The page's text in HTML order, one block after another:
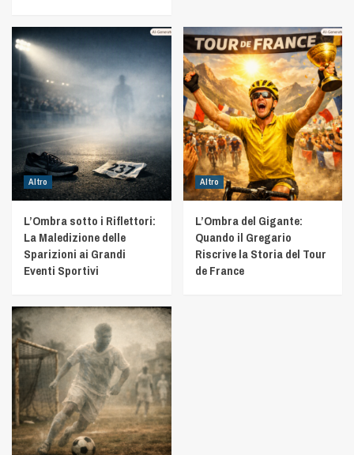
Altro
L’Ombra sotto i Riflettori:
La Maledizione delle
Sparizioni ai Grandi
Eventi Sportivi
Altro
L’Ombra del Gigante:
Quando il Gregario
Riscrive la Storia del Tour
de France